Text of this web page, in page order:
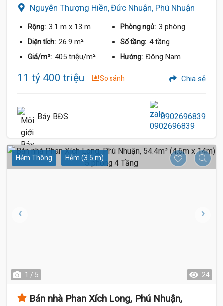
Nguyễn Thượng Hiền, Đức Nhuận, Phú Nhuận
Rộng: 3.1 m x 13 m Phòng ngủ: 3 phòng
Diện tích: 26.9 m² Số tầng: 4 tầng
Giá/m²: 405 triệu/m² Hướng: Đông Nam
11 tỷ 400 triệu So sánh Chia sẻ
Bảy BĐS 0902696839
Hẻm Thông Hẻm (3.5 m)
1 / 5 24
Bán nhà Phan Xích Long, Phú Nhuận,